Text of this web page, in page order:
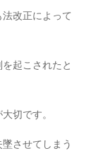
改正によって
起こされたと
切です。
させてしまう